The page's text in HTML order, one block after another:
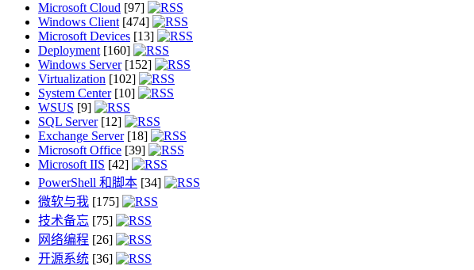
Microsoft Cloud [97]
Windows Client[474]
Microsoft Devices [13]
Deployment[160]
Windows Server[152]
Virtualization [102]
System Center[10]
WSUS [9]
SQL Server[12]
Exchange Server[18]
Microsoft Office [39]
Microsoft IIS [42]
PowerShell 和脚本 [34]
微软与我 [175]
技术备忘 [75]
网络编程 [26]
开源系统 [36]